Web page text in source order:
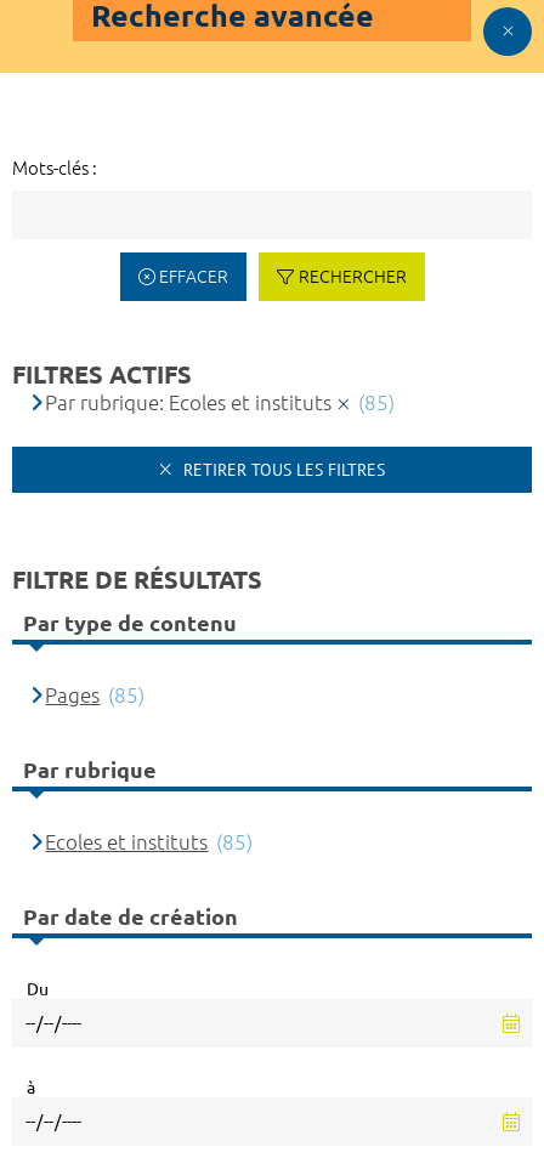
Recherche avancée
Mots-clés :
EFFACER RECHERCHER
FILTRES ACTIFS
Par rubrique: Ecoles et instituts (85)
RETIRER TOUS LES FILTRES
FILTRE DE RÉSULTATS
Par type de contenu
Pages (85)
Par rubrique
Ecoles et instituts (85)
Par date de création
Du
à